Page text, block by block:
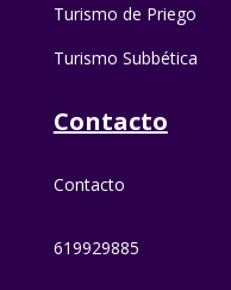
Turismo de Priego
Turismo Subbética
Contacto
Contacto
619929885